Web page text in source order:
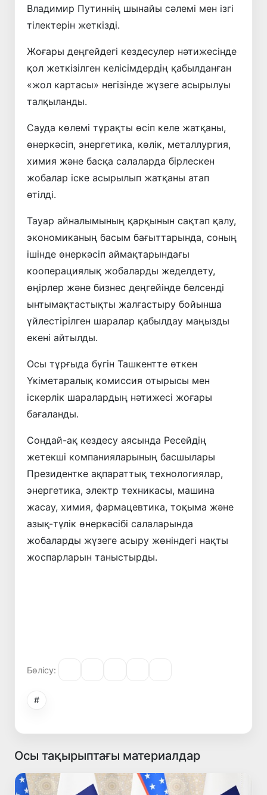
Владимир Путиннің шынайы сәлемі мен ізгі
тілектерін жеткізді.
Жоғары деңгейдегі кездесулер нәтижесінде
қол жеткізілген келісімдердің қабылданған
«жол картасы» негізінде жүзеге асырылуы
талқыланды.
Сауда көлемі тұрақты өсіп келе жатқаны,
өнеркәсіп, энергетика, көлік, металлургия,
химия және басқа салаларда бірлескен
жобалар іске асырылып жатқаны атап
өтілді.
Тауар айналымының қарқынын сақтап қалу,
экономиканың басым бағыттарында, соның
ішінде өнеркәсіп аймақтарындағы
кооперациялық жобаларды жеделдету,
өңірлер және бизнес деңгейінде белсенді
ынтымақтастықты жалғастыру бойынша
үйлестірілген шаралар қабылдау маңызды
екені айтылды.
Осы тұрғыда бүгін Ташкентте өткен
Үкіметаралық комиссия отырысы мен
іскерлік шаралардың нәтижесі жоғары
бағаланды.
Сондай-ақ кездесу аясында Ресейдің
жетекші компанияларының басшылары
Президентке ақпараттық технологиялар,
энергетика, электр техникасы, машина
жасау, химия, фармацевтика, тоқыма және
азық-түлік өнеркәсібі салаларында
жобаларды жүзеге асыру жөніндегі нақты
жоспарларын таныстырды.
Бөлісу:
#
Осы тақырыптағы материалдар